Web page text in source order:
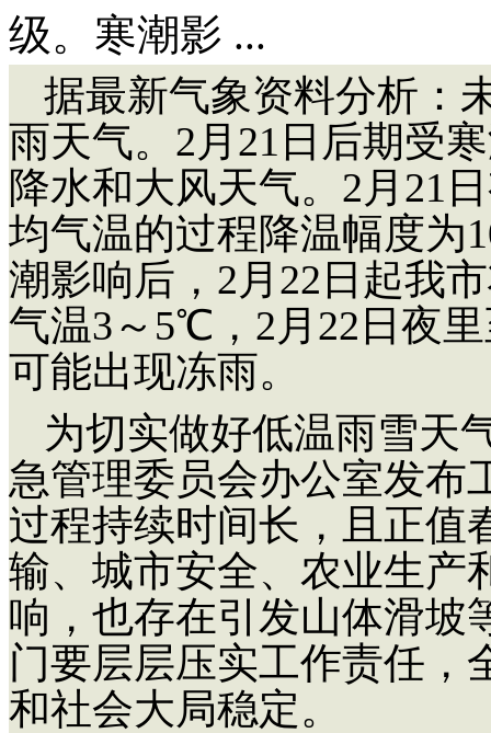
级。寒潮影 ...
据最新气象资料分析：
雨天气。2月21日后期受
降水和大风天气。2月21
均气温的过程降温幅度为
潮影响后，2月22日起我
气温3～5℃，2月22日夜
可能出现冻雨。
为切实做好低温雨雪天
急管理委员会办公室发布
过程持续时间长，且正值
输、城市安全、农业生产
响，也存在引发山体滑坡
门要层层压实工作责任，
和社会大局稳定。